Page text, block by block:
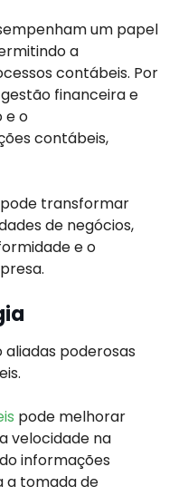
um papel
a
contábeis. Por
financeira e
e o
contábeis,
transformar
de negócios,
e o
poderosas
pode melhorar
velocidade na
informações
a tomada de